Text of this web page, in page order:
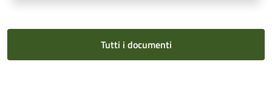
Tutti i documenti